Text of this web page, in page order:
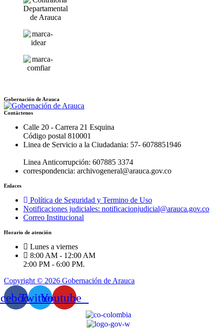
Gobernación de Arauca
Contáctenos
Calle 20 - Carrera 21 Esquina
Código postal 810001
Linea de Servicio a la Ciudadania: 57- 6078851946
Linea Anticorrupción: 607885 3374
correspondencia: archivogeneral@arauca.gov.co
Enlaces
Política de Seguridad y Termino de Uso
Notificaciones judiciales: notificacionjudicial@arauca.gov.co
Correo Institucional
Horario de atención
Lunes a viernes
8:00 AM - 12:00 AM
2:00 PM - 6:00 PM.
Copyright © 2026 Gobernación de Arauca
TwitterYoutube